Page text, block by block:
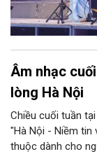
Âm nhạc
lòng Hà Nội
Chiều cuối tuần
"Hà Nội - Niềm tin
thuộc dành cho